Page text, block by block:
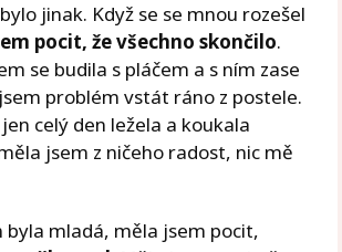
jinak. Když se se mnou rozešel
pocit, že všechno skončilo.
se budila s pláčem a s ním zase
problém vstát ráno z postele.
celý den ležela a koukala
jsem z ničeho radost, nic mě
byla mladá, měla jsem pocit,